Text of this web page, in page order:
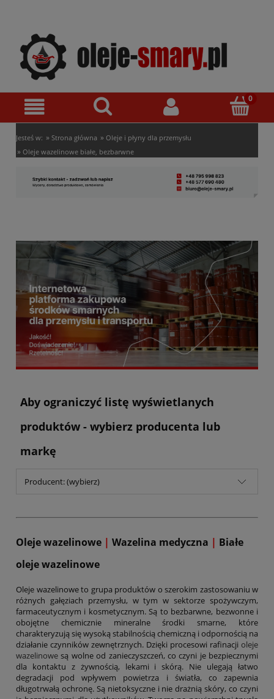
Jesteś w: » Strona główna » Oleje i płyny dla przemysłu
» Oleje wazelinowe białe, bezbarwne
Aby ograniczyć listę wyświetlanych
produktów - wybierz producenta lub
markę
Producent: (wybierz)
Oleje wazelinowe | Wazelina medyczna | Białe
oleje wazelinowe
Oleje wazelinowe to grupa produktów o szerokim zastosowaniu w
różnych gałęziach przemysłu, w tym w sektorze spożywczym,
farmaceutycznym i kosmetycznym. Są to bezbarwne, bezwonne i
obojętne chemicznie mineralne środki smarne, które
charakteryzują się wysoką stabilnością chemiczną i odpornością na
działanie czynników zewnętrznych. Dzięki procesowi rafinacji oleje
wazelinowe są wolne od zanieczyszczeń, co czyni je bezpiecznymi
dla kontaktu z żywnością, lekami i skórą. Nie ulegają łatwo
degradacji pod wpływem powietrza i światła, co zapewnia
długotrwałą ochronę. Są nietoksyczne i nie drażnią skóry, co czyni